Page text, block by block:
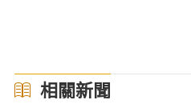
相關新聞